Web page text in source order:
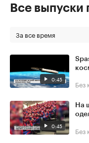
Все
За все время
0:45 Без
0:45
На
Без